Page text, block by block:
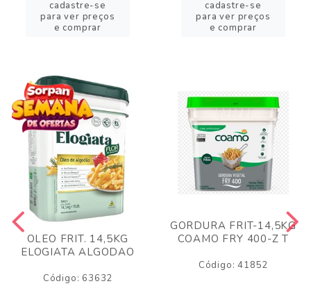
cadastre-se
para ver preços
e comprar
cadastre-se
para ver preços
e comprar
OLEO FRIT. 14,5KG
ELOGIATA ALGODAO
Código: 63632
GORDURA FRIT-14,5KG
COAMO FRY 400-Z T
Código: 41852